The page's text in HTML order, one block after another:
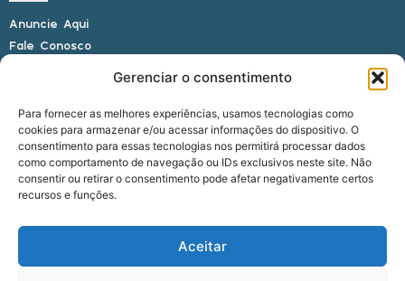
Gerenciar o consentimento
Para fornecer as melhores experiências, usamos tecnologias como
cookies para armazenar e/ou acessar informações do dispositivo. O
consentimento para essas tecnologias nos permitirá processar dados
como comportamento de navegação ou IDs exclusivos neste site. Não
consentir ou retirar o consentimento pode afetar negativamente certos
recursos e funções.
Aceitar
Anuncie Aqui
Fale Conosco
E-mail: alagoasbrasilnoticias@gmail.com
Telefone: (82) 9 9691-0391 (Whatsapp)
Responsável Técnico: Crysthyan Carlos
Rua do Sau - Centro - Anadia - AL - CEP: